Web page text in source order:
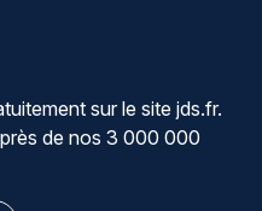
sur le site jds.fr.
de nos 3 000 000